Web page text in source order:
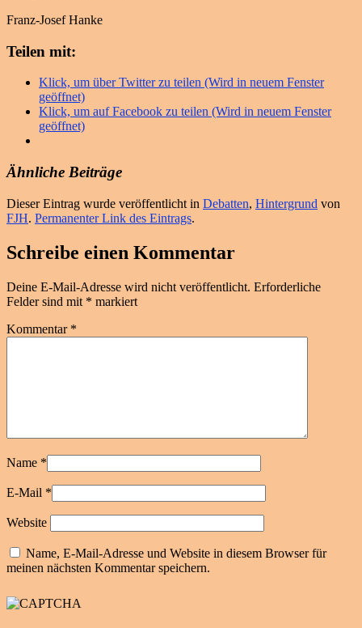
Franz-Josef Hanke
Teilen mit:
Klick, um über Twitter zu teilen (Wird in neuem Fenster
geöffnet)
Klick, um auf Facebook zu teilen (Wird in neuem Fenster
geöffnet)
Ähnliche Beiträge
Dieser Eintrag wurde veröffentlicht in Debatten, Hintergrund von
FJH. Permanenter Link des Eintrags.
Schreibe einen Kommentar
Deine E-Mail-Adresse wird nicht veröffentlicht. Erforderliche
Felder sind mit * markiert
Kommentar *
Name *
E-Mail *
Website
Name, E-Mail-Adresse und Website in diesem Browser für
meinen nächsten Kommentar speichern.